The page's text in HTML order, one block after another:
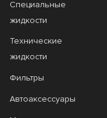
Специальные
жидкости
Технические
жидкости
Фильтры
Автоаксессуары